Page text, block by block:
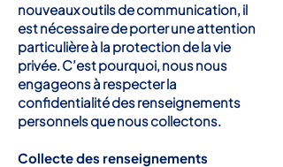
nouveaux outils de communication, il
est nécessaire de porter une attention
particulière à la protection de la vie
privée. C’est pourquoi, nous nous
engageons à respecter la
confidentialité des renseignements
personnels que nous collectons.
Collecte des renseignements